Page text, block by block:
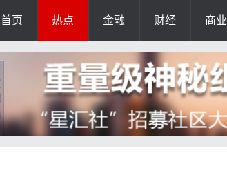
首页 热点 金融 财经 商业